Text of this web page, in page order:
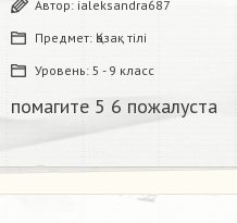
Автор: ialeksandra687
Предмет: Қазақ тiлi
Уровень: 5 - 9 класс
помагите 5 6 пожалуста​